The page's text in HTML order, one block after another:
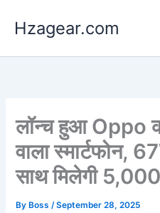
Hzagear.com
लॉन्च हुआ Oppo
वाला स्मार्टफोन,
साथ मिलेगी
By Boss/September 28, 2025